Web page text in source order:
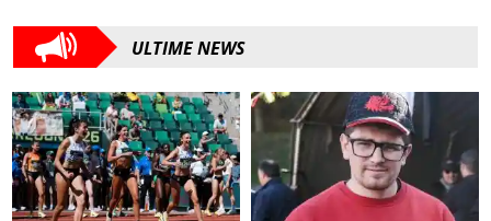
ULTIME NEWS